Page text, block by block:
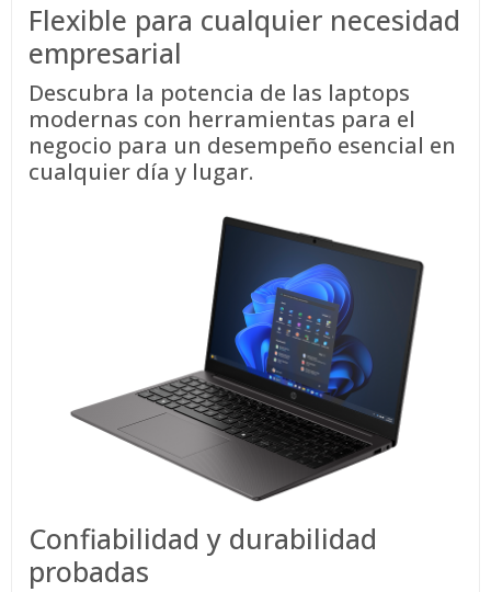
Flexible para cualquier necesidad
empresarial
Descubra la potencia de las laptops
modernas con herramientas para el
negocio para un desempeño esencial en
cualquier día y lugar.
Confiabilidad y durabilidad
probadas